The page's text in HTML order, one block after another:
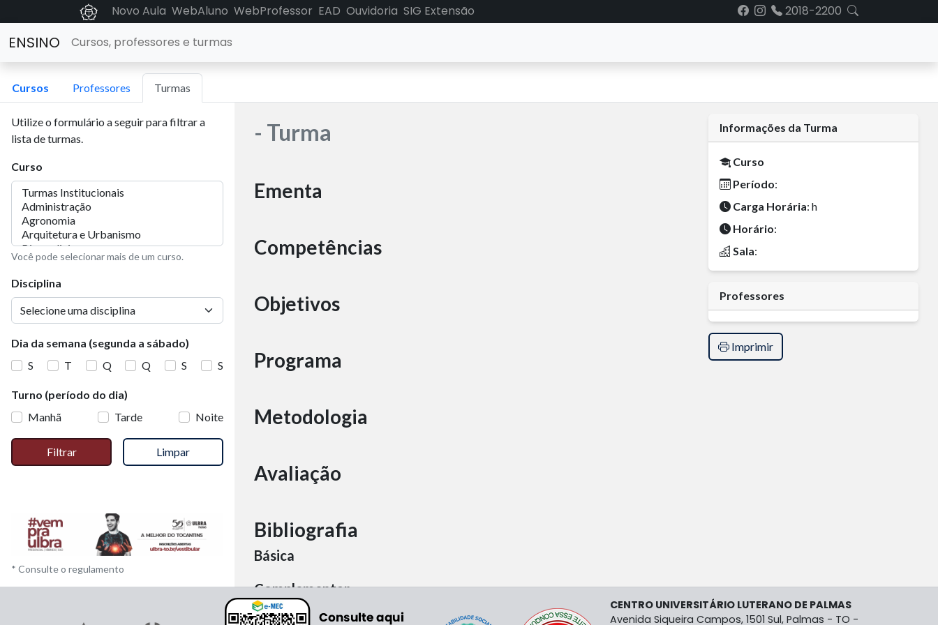
Novo Aula WebAluno WebProfessor EAD Ouvidoria SIG Extensão 2018-2200
ENSINO Cursos, professores e turmas
Cursos Professores Turmas
Utilize o formulário a seguir para filtrar a
lista de turmas.
Curso
Você pode selecionar mais de um curso.
Disciplina
Dia da semana (segunda a sábado)
S
T Q Q S S
Turno (período do dia)
Manhã
Tarde Noite
Filtrar Limpar
* Consulte o regulamento
- Turma
Ementa
Competências
Objetivos
Programa
Metodologia
Avaliação
Bibliografia
Básica
Complementar
Informações da Turma
Curso
Período:
Carga Horária: h
Horário:
Sala:
Professores
Imprimir
CENTRO UNIVERSITÁRIO LUTERANO DE PALMAS
Avenida Siqueira Campos, 1501 Sul, Palmas - TO -